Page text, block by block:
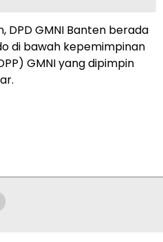
DPD GMNI Banten berada
di bawah kepemimpinan
GMNI yang dipimpin